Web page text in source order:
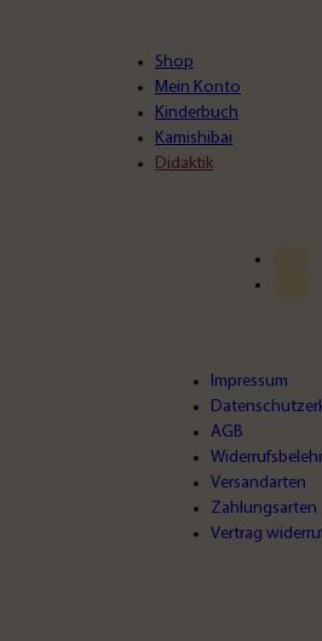
Shop
Mein Konto
Kinderbuch
Kamishibai
Didaktik
Impressum
AGB
Versandarten
Zahlungsarten
Vertrag